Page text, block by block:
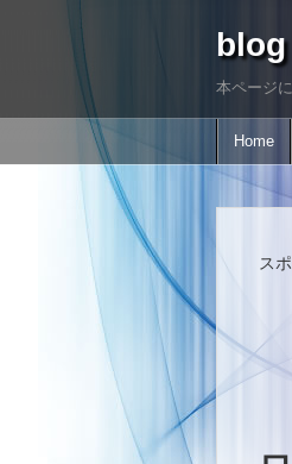
本ページ
Home
ス